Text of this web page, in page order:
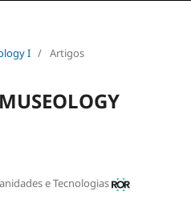
I / Artigos
e Tecnologias